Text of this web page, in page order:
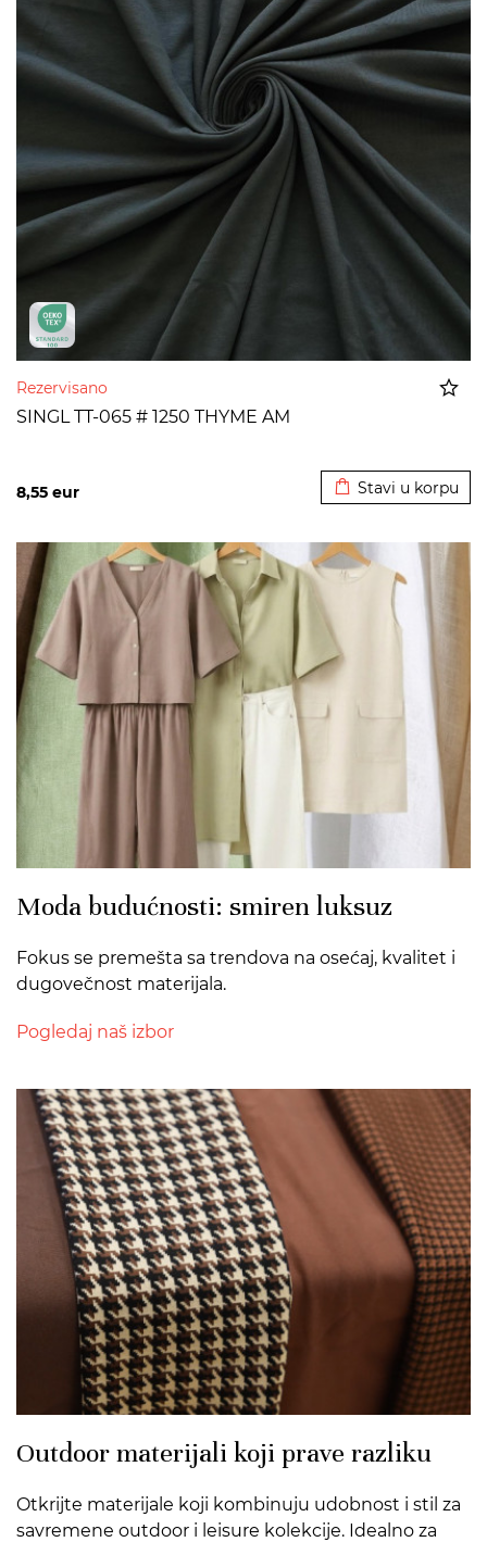
Rezervisano
SINGL TT-065 # 1250 THYME AM
8,55 eur Stavi u korpu
Moda budućnosti: smiren luksuz
Fokus se premešta sa trendova na osećaj, kvalitet i
dugovečnost materijala.
Pogledaj naš izbor
Outdoor materijali koji prave razliku
Otkrijte materijale koji kombinuju udobnost i stil za
savremene outdoor i leisure kolekcije. Idealno za